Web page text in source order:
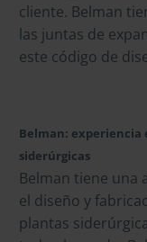
cliente. Belman
las juntas de
este código de
Belman: experiencia
siderúrgicas
Belman tiene una
el diseño y
plantas